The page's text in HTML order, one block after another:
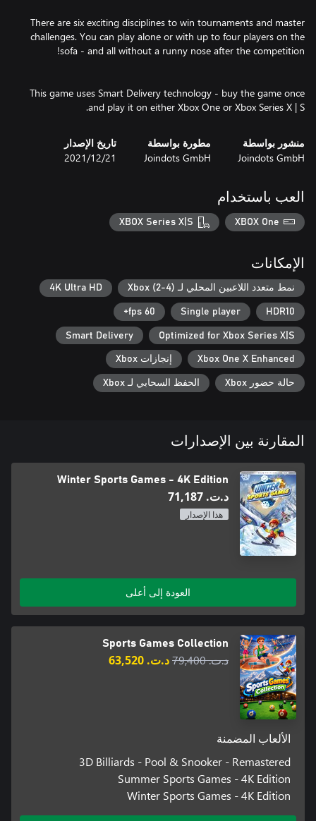
There are six exciting disciplines to win tournaments and master
challenges. You can play alone or with up to four players on the
This game uses Smart Delivery technology - buy the game once
and play it on either Xbox One or Xbox Series X | S.
منشور بواسطة
Joindots GmbH
مطورة بواسطة
Joindots GmbH
تاريخ الإصدار
21‏/12‏/2021
العب باستخدام
XBOX One
XBOX Series X|S
الإمكانات
نمط متعدد اللاعبين المحلي لـ Xbox (2-4) 4K Ultra HD
HDR10
Single player
60 fps+
Optimized for Xbox Series X|S
Smart Delivery
Xbox One X Enhanced إنجازات Xbox
حالة حضور Xbox الحفظ السحابي لـ Xbox
المقارنة بين الإصدارات
Winter Sports Games - 4K Edition
د.ت.‏ 71,187
هذا الإصدار
العودة إلى أعلى
Sports Games Collection
د.ت.‏ 79,400 د.ت.‏ 63,520
الألعاب المضمنة
3D Billiards - Pool & Snooker - Remastered
Summer Sports Games - 4K Edition
Winter Sports Games - 4K Edition